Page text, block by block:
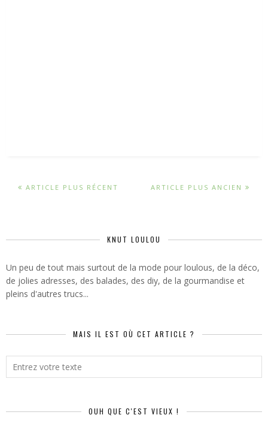
ARTICLE PLUS RÉCENT ARTICLE PLUS ANCIEN
KNUT LOULOU
Un peu de tout mais surtout de la mode pour loulous, de la déco,
de jolies adresses, des balades, des diy, de la gourmandise et
pleins d'autres trucs...
MAIS IL EST OÙ CET ARTICLE ?
OUH QUE C'EST VIEUX !